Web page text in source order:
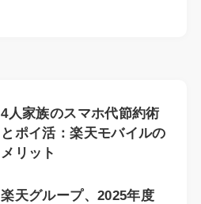
4人家族のスマホ代節約術
とポイ活：楽天モバイルの
メリット
楽天グループ、2025年度